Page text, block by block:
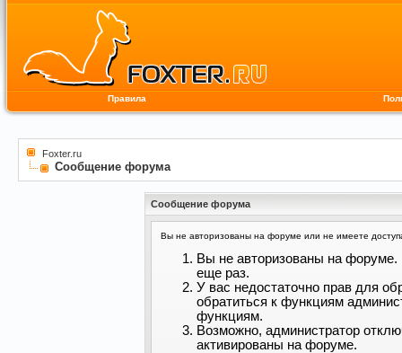
Правила
Foxter.ru
Сообщение форума
Сообщение форума
Вы не авторизованы на форуме или не имеете
Вы не авторизованы на форуме.
еще раз.
У вас недостаточно прав для
обратиться к функциям
функциям.
Возможно, администратор
активированы на форуме.